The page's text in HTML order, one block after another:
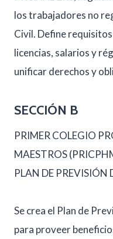
los trabajadores no
Civil. Define
licencias, salarios y
unificar derechos y
SECCIÓN B
PRIMER COLEGIO
MAESTROS
PLAN DE PREVISIÓN
Se crea el Plan de
para proveer